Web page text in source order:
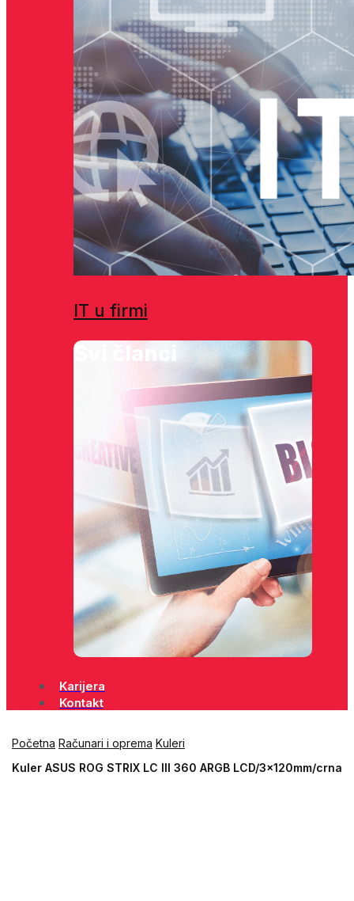
IT u firmi
Svi članci
Karijera
Kontakt
Početna Računari i oprema Kuleri
Kuler ASUS ROG STRIX LC III 360 ARGB LCD/3x120mm/crna